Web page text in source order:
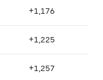
+1,176
+1,225
+1,257